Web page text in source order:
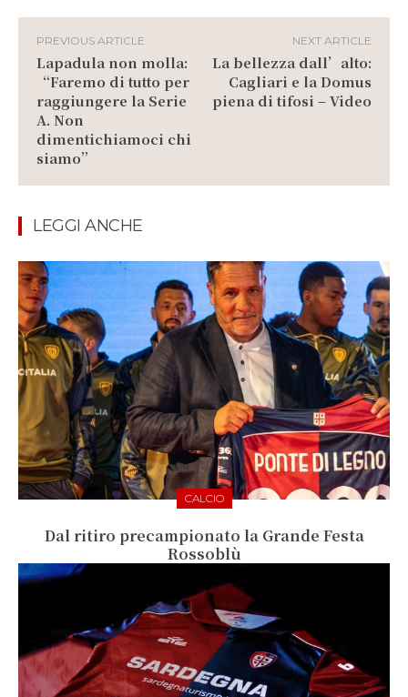
PREVIOUS ARTICLE
Lapadula non molla:
“Faremo di tutto per
raggiungere la Serie
A. Non
dimentichiamoci chi
siamo”
NEXT ARTICLE
La bellezza dall’alto:
Cagliari e la Domus
piena di tifosi – Video
LEGGI ANCHE
CALCIO
Dal ritiro precampionato la Grande Festa
Rossoblù